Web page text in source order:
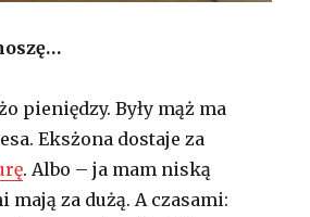
pieniędzy. Były mąż ma
Eksżona dostaje za
. Albo – ja mam niską
mają za dużą. A czasami: